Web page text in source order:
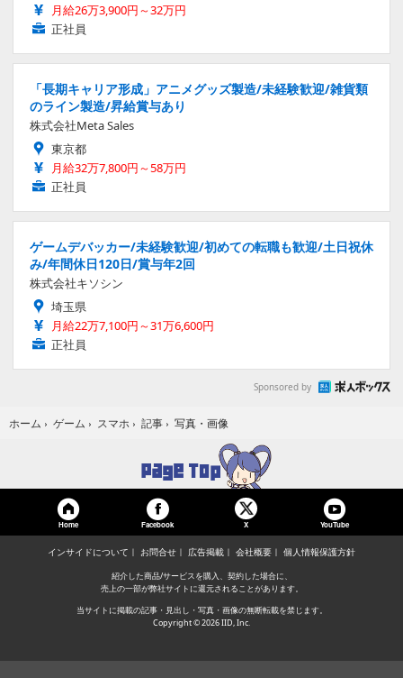
月給26万3,900円～32万円
正社員
「長期キャリア形成」アニメグッズ製造/未経験歓迎/雑貨類
のライン製造/昇給賞与あり
株式会社Meta Sales
東京都
月給32万7,800円～58万円
正社員
ゲームデバッカー/未経験歓迎/初めての転職も歓迎/土日祝休
み/年間休日120日/賞与年2回
株式会社キソシン
埼玉県
月給22万7,100円～31万6,600円
正社員
Sponsored by
ホーム › ゲーム › スマホ › 記事 › 写真・画像
Home Facebook X YouTube
インサイドについて お問合せ 広告掲載 会社概要 個人情報保護方針
紹介した商品/サービスを購入、契約した場合に、
売上の一部が弊社サイトに還元されることがあります。
当サイトに掲載の記事・見出し・写真・画像の無断転載を禁じます。
Copyright © 2026 IID, Inc.